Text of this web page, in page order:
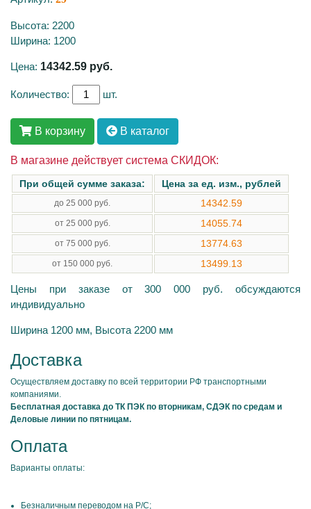
Высота: 2200
Ширина: 1200
Цена: 14342.59 руб.
Количество: шт.
В корзину В каталог
В магазине действует система СКИДОК:
При общей сумме заказа: Цена за ед. изм., рублей
до 25 000 руб. 14342.59
от 25 000 руб. 14055.74
от 75 000 руб. 13774.63
от 150 000 руб. 13499.13
Цены при заказе от 300 000 руб. обсуждаются
индивидуально
Ширина 1200 мм, Высота 2200 мм
Доставка
Осуществляем доставку по всей территории РФ транспортными
компаниями.
Бесплатная доставка до ТК ПЭК по вторникам, СДЭК по средам и
Деловые линии по пятницам.
Оплата
Варианты оплаты:
Безналичным переводом на Р/С;